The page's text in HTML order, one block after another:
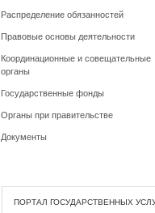
Распределение обязанностей
Правовые основы деятельности
Координационные и совещательные
органы
Государственные фонды
Органы при правительстве
Документы
ПОРТАЛ ГОСУДАРСТВЕННЫХ